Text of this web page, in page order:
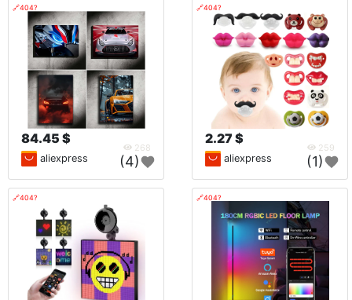
🔗404?
84.45 $
268
aliexpress (4)
🔗404?
2.27 $
259
aliexpress (1)
🔗404? 🔗404?